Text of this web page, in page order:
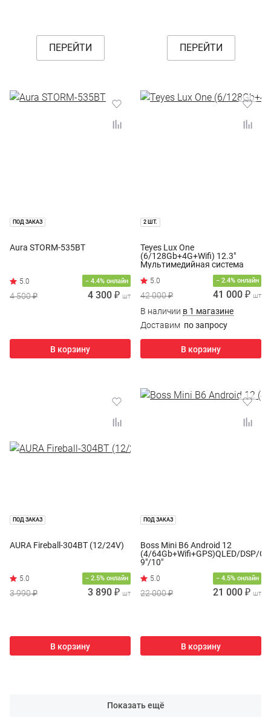
ПЕРЕЙТИ ПЕРЕЙТИ
ПОД ЗАКАЗ
Aura STORM-535BT
− 4.4% онлайн
4 500 ₽ 4 300 ₽ шт
В корзину
2 ШТ.
Teyes Lux One
(6/128Gb+4G+Wifi) 12.3"
Мультимедийная система
− 2.4% онлайн
42 000 ₽ 41 000 ₽ шт
В наличии в 1 магазине
Доставим по запросу
В корзину
ПОД ЗАКАЗ
AURA Fireball-304BT (12/24V)
− 2.5% онлайн
3 990 ₽ 3 890 ₽ шт
В корзину
ПОД ЗАКАЗ
Boss Mini B6 Android 12
(4/64Gb+Wifi+GPS)QLED/DSP/
9"/10"
− 4.5% онлайн
22 000 ₽ 21 000 ₽ шт
В корзину
Показать ещё